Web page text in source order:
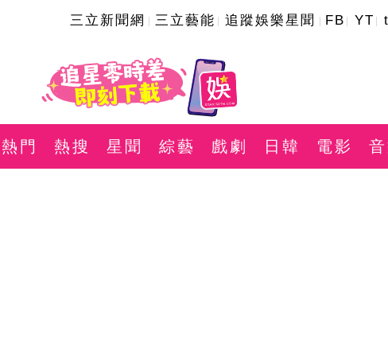
三立新聞網 三立藝能 追蹤娛樂星聞 FB YT
熱門 熱搜 星聞 綜藝 戲劇 日韓 電影